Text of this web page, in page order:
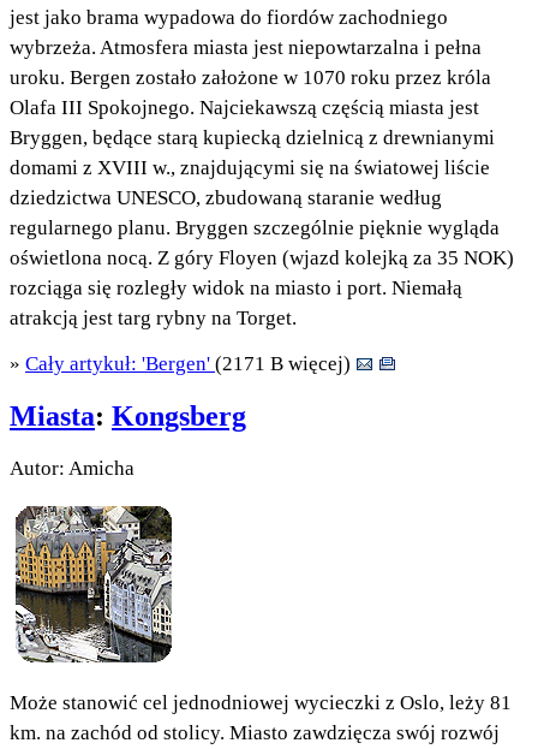
jest jako brama wypadowa do fiordów zachodniego
wybrzeża. Atmosfera miasta jest niepowtarzalna i pełna
uroku. Bergen zostało założone w 1070 roku przez króla
Olafa III Spokojnego. Najciekawszą częścią miasta jest
Bryggen, będące starą kupiecką dzielnicą z drewnianymi
domami z XVIII w., znajdującymi się na światowej liście
dziedzictwa UNESCO, zbudowaną staranie według
regularnego planu. Bryggen szczególnie pięknie wygląda
oświetlona nocą. Z góry Floyen (wjazd kolejką za 35 NOK)
rozciąga się rozległy widok na miasto i port. Niemałą
atrakcją jest targ rybny na Torget.
» Cały artykuł: 'Bergen' (2171 B więcej)
Miasta: Kongsberg
Autor: Amicha
Może stanowić cel jednodniowej wycieczki z Oslo, leży 81
km. na zachód od stolicy. Miasto zawdzięcza swój rozwój